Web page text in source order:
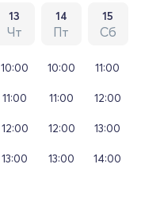
13
Чт
14
Пт
15
Сб
10:00
11:00
12:00
13:00
10:00
11:00
12:00
13:00
11:00
12:00
13:00
14:00